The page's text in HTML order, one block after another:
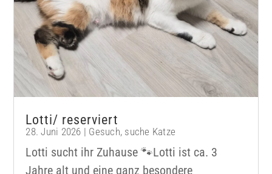
Lotti/ reserviert
28. Juni 2026 | Gesuch, suche Katze
Lotti sucht ihr Zuhause 🐾Lotti ist ca. 3
Jahre alt und eine ganz besondere